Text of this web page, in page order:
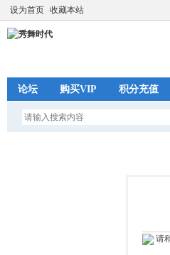
设为首页 收藏本站
论坛 购买VIP 积分充值
请